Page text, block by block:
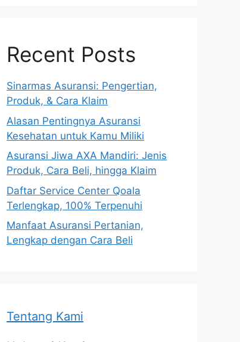
Recent Posts
Sinarmas Asuransi: Pengertian,
Produk, & Cara Klaim
Alasan Pentingnya Asuransi
Kesehatan untuk Kamu Miliki
Asuransi Jiwa AXA Mandiri: Jenis
Produk, Cara Beli, hingga Klaim
Daftar Service Center Qoala
Terlengkap, 100% Terpenuhi
Manfaat Asuransi Pertanian,
Lengkap dengan Cara Beli
Tentang Kami